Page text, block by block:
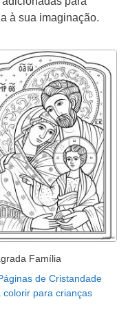
à sua imaginação.
Família
de Cristandade
colorir para crianças